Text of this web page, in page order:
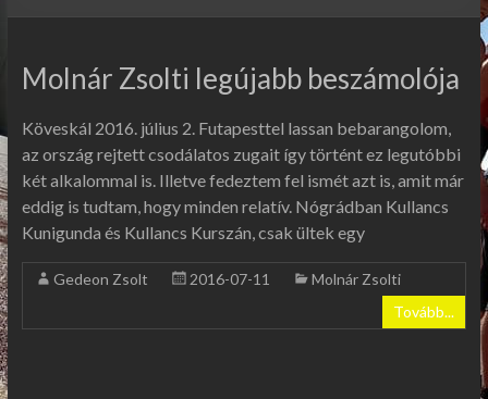
Molnár Zsolti legújabb beszámolója
Köveskál 2016. július 2. Futapesttel lassan bebarangolom,
az ország rejtett csodálatos zugait így történt ez legutóbbi
két alkalommal is. Illetve fedeztem fel ismét azt is, amit már
eddig is tudtam, hogy minden relatív. Nógrádban Kullancs
Kunigunda és Kullancs Kurszán, csak ültek egy
Gedeon Zsolt 2016-07-11
Molnár Zsolti
Tovább...